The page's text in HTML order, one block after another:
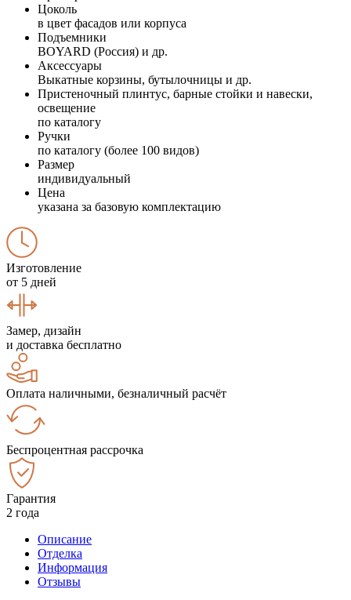
Цоколь
в цвет фасадов или корпуса
Подъемники
BOYARD (Россия) и др.
Аксессуары
Выкатные корзины, бутылочницы и др.
Пристеночный плинтус, барные стойки и навески,
освещение
по каталогу
Ручки
по каталогу (более 100 видов)
Размер
индивидуальный
Цена
указана за базовую комплектацию
Изготовление
от 5 дней
Замер, дизайн
и доставка бесплатно
Оплата наличными, безналичный расчёт
Беспроцентная рассрочка
Гарантия
2 года
Описание
Отделка
Информация
Отзывы